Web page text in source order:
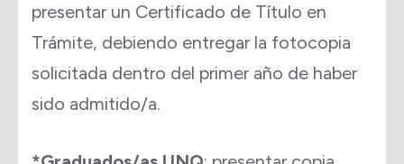
presentar un Certificado de Título en
Trámite, debiendo entregar la fotocopia
solicitada dentro del primer año de haber
sido admitido/a.